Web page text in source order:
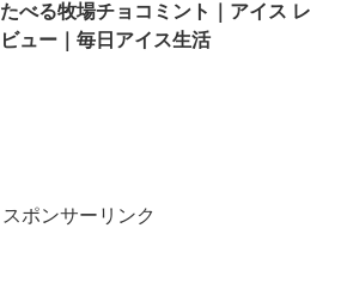
たべる牧場チョコミント｜アイス レ
ビュー｜毎日アイス生活
スポンサーリンク